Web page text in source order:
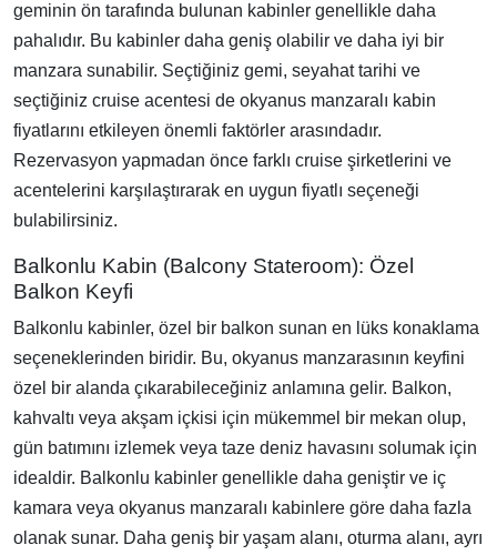
geminin ön tarafında bulunan kabinler genellikle daha
pahalıdır. Bu kabinler daha geniş olabilir ve daha iyi bir
manzara sunabilir. Seçtiğiniz gemi, seyahat tarihi ve
seçtiğiniz cruise acentesi de okyanus manzaralı kabin
fiyatlarını etkileyen önemli faktörler arasındadır.
Rezervasyon yapmadan önce farklı cruise şirketlerini ve
acentelerini karşılaştırarak en uygun fiyatlı seçeneği
bulabilirsiniz.
Balkonlu Kabin (Balcony Stateroom): Özel
Balkon Keyfi
Balkonlu kabinler, özel bir balkon sunan en lüks konaklama
seçeneklerinden biridir. Bu, okyanus manzarasının keyfini
özel bir alanda çıkarabileceğiniz anlamına gelir. Balkon,
kahvaltı veya akşam içkisi için mükemmel bir mekan olup,
gün batımını izlemek veya taze deniz havasını solumak için
idealdir. Balkonlu kabinler genellikle daha geniştir ve iç
kamara veya okyanus manzaralı kabinlere göre daha fazla
olanak sunar. Daha geniş bir yaşam alanı, oturma alanı, ayrı